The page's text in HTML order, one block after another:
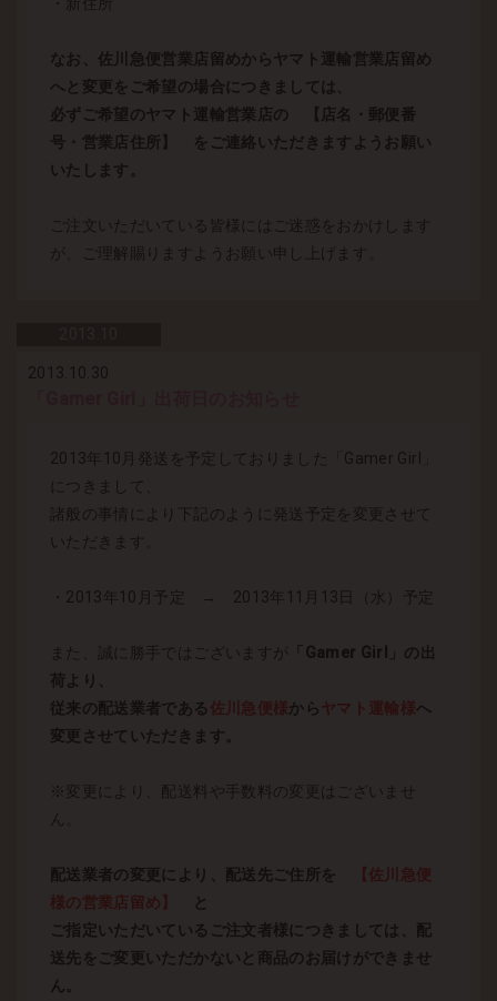
・新住所
なお、佐川急便営業店留めからヤマト運輸営業店留め
へと変更をご希望の場合につきましては、
必ずご希望のヤマト運輸営業店の 【店名・郵便番
号・営業店住所】 をご連絡いただきますようお願い
いたします。
ご注文いただいている皆様にはご迷惑をおかけします
が、ご理解賜りますようお願い申し上げます。
2013.10.30
2013年10月発送を予定しておりました「Gamer Girl」
につきまして、
諸般の事情により下記のように発送予定を変更させて
いただきます。
・2013年10月予定 → 2013年11月13日（水）予定
また、誠に勝手ではございますが
「Gamer Girl」の出
荷より、
従来の配送業者である 佐川急便様 から ヤマト運輸様 へ
変更させていただきます。
※変更により、配送料や手数料の変更はございませ
ん。
配送業者の変更により、配送先ご住所を
【佐川急便
様の営業店留め】
と
ご指定いただいているご注文者様につきましては、配
送先をご変更いただかないと商品のお届けができませ
ん。